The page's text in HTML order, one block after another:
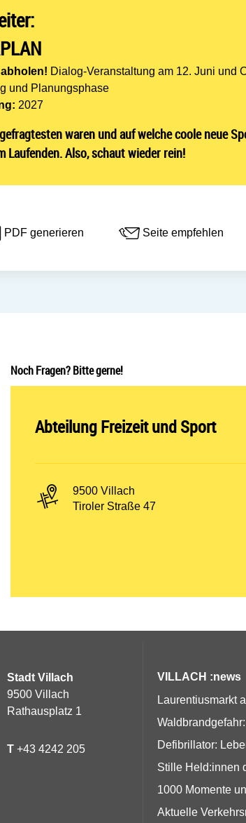
Dialog-Veranstaltung am 12. Juni und
und Planungsphase
2027
waren und auf welche coole neue
Laufenden. Also, schaut wieder rein!
PDF generieren Seite empfehlen
Noch Fragen? Bitte gerne!
Abteilung öffnen:
Abteilung Freizeit und Sport
PLZ und Ort:
9500 Villach
Adresse:
Tiroler Straße 47
Stadt Villach
9500 Villach
Rathausplatz 1
T +43 4242 205
VILLACH :news
Laurentiusmarkt
Defibrillator:
Stille Held:innen
1000 Momente
Aktuelle